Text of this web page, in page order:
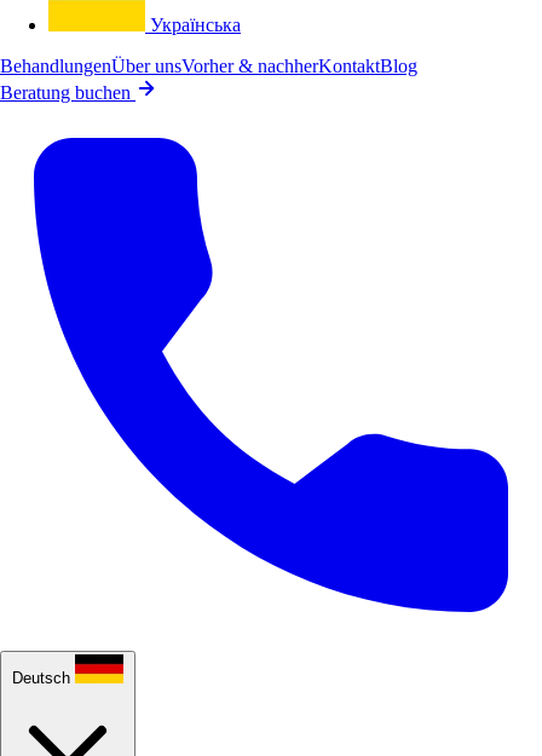
Українська
BehandlungenÜber unsVorher & nachherKontaktBlog
Beratung buchen
Deutsch